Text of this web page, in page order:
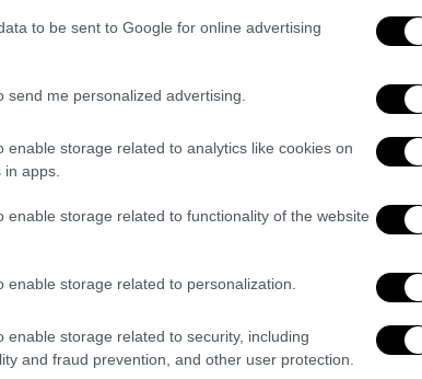
to be sent to Google for online advertising
send me personalized advertising.
enable storage related to analytics like cookies on
apps.
enable storage related to functionality of the website
enable storage related to personalization.
enable storage related to security, including
and fraud prevention, and other user protection.
έχουν θέσει εγκαίρως υπ' όψιν
επιπλέον
η
φορολογίας.